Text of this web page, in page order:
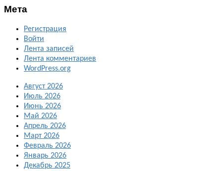
Мета
Регистрация
Войти
Лента записей
Лента комментариев
WordPress.org
Август 2026
Июль 2026
Июнь 2026
Май 2026
Апрель 2026
Март 2026
Февраль 2026
Январь 2026
Декабрь 2025